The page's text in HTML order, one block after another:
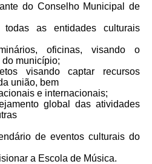
do Conselho Municipal de
as entidades culturais
oficinas, visando o
município;
visando captar recursos
união, bem
e internacionais;
global das atividades
de eventos culturais do
a Escola de Música.